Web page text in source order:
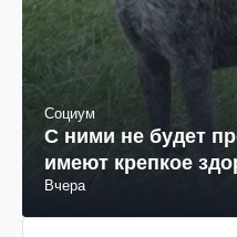
Социум
С ними не будет
имеют крепкое
Вчера